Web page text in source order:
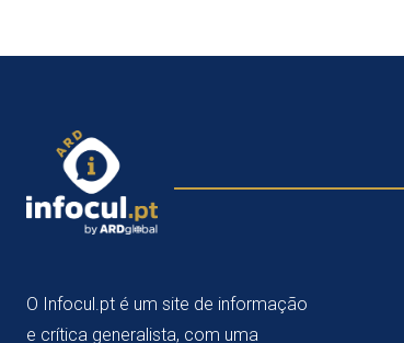
O Infocul.pt é um site de informação
e crítica generalista, com uma